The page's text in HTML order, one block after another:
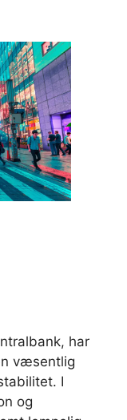
har
væsentlig
I
og